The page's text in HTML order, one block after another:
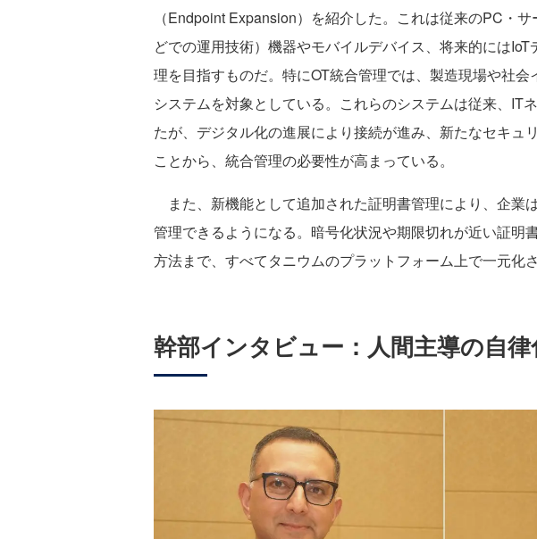
（Endpoint Expansion）を紹介した。これは従来のPC・
どでの運用技術）機器やモバイルデバイス、将来的には
理を目指すものだ。特にOT統合管理では、製造現場や社
システムを対象としている。これらのシステムは従来、IT
たが、デジタル化の進展により接続が進み、新たなセキュ
ことから、統合管理の必要性が高まっている。
また、新機能として追加された証明書管理により、企業
管理できるようになる。暗号化状況や期限切れが近い証明
方法まで、すべてタニウムのプラットフォーム上で一元化さ
幹部インタビュー：人間主導の自